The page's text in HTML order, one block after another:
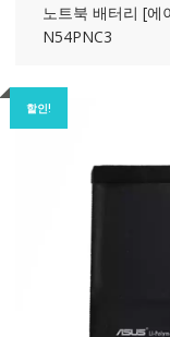
노트북 배터리 [에
N54PNC3
할인!